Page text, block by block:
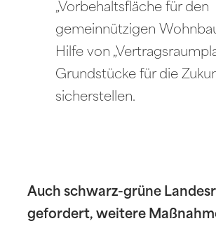
„Vorbehaltsfläche für den
gemeinnützigen
Hilfe von
Grundstücke für die
sicherstellen.
Auch schwarz-grüne
gefordert, weitere